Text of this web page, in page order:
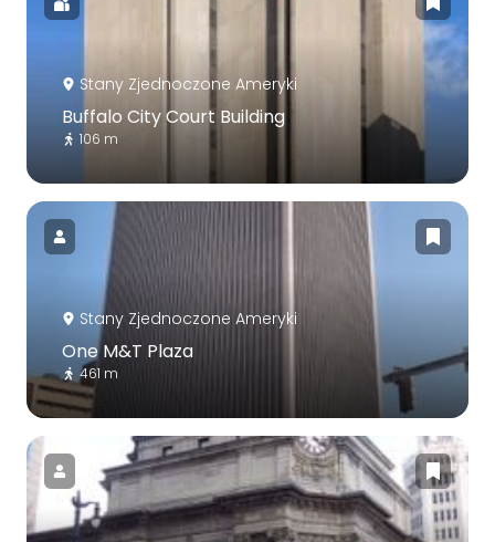
Stany Zjednoczone Ameryki
Buffalo City Court Building
106 m
Stany Zjednoczone Ameryki
One M&T Plaza
461 m